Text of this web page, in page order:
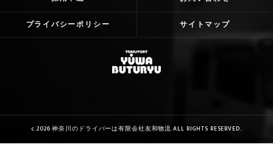
プライバシーポリシー サイトマップ
c 2026 神奈川のドライバーは有限会社友和物流 ALL RIGHTS RESERVED.